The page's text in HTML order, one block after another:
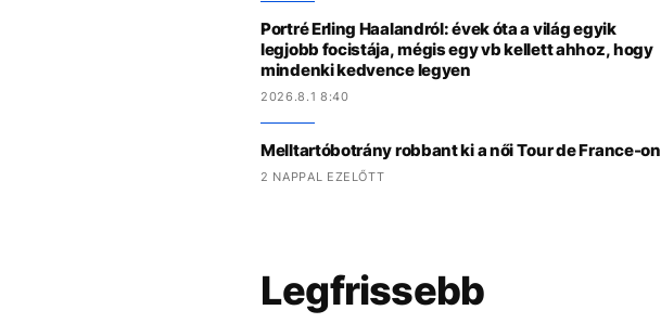
Portré Erling Haalandról: évek óta a világ egyik
legjobb focistája, mégis egy vb kellett ahhoz, hogy
mindenki kedvence legyen
2026.8.1 8:40
Melltartóbotrány robbant ki a női Tour de France-on
2 NAPPAL EZELŐTT
Legfrissebb